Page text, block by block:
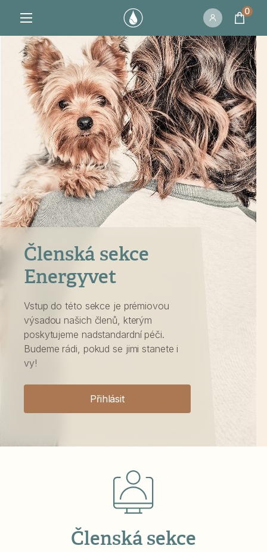
0
Členská sekce
Energyvet
Vstup do této sekce je prémiovou
výsadou našich členů, kterým
poskytujeme nadstandardní péči.
Budeme rádi, pokud se jimi stanete i
vy!
Přihlásit
Členská sekce